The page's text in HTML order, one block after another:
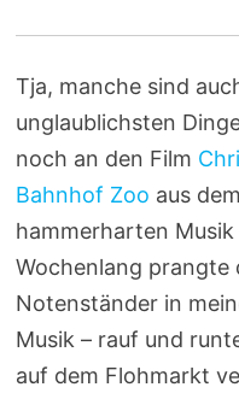
Tja, manche sind
unglaublichsten
noch an den Film
Bahnhof Zoo aus
hammerharten
Wochenlang prangte
Notenständer in
Musik – rauf und
auf dem Flohmarkt